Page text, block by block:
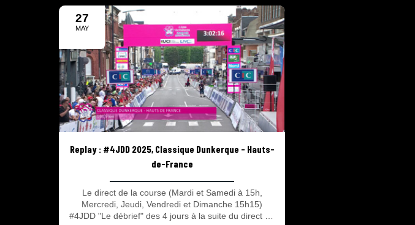
27
MAY
Replay : #4JDD 2025, Classique Dunkerque - Hauts-
de-France
Le direct de la course (Mardi et Samedi à 15h,
Mercredi, Jeudi, Vendredi et Dimanche 15h15)
#4JDD "Le débrief" des 4 jours à la suite du direct de